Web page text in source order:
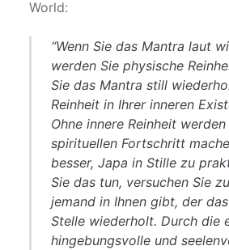
World:
“Wenn Sie das Mantra laut
werden Sie physische
Sie das Mantra still
Reinheit in Ihrer inneren
Ohne innere Reinheit
spirituellen Fortschritt
besser, Japa in Stille zu
Sie das tun, versuchen Sie
jemand in Ihnen gibt, der
Stelle wiederholt. Durch die
hingebungsvolle und